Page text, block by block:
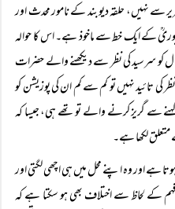
نہیں، حلقہ دیوبند کے نامور محدث اور
کے ایک خط سے ماخوذ ہے۔ اس کا حوالہ
کو سرسید کی نظر سے دیکھنے والے حضرات
کی تائید نہیں تو کم سے کم ان کی پوزیشن کو
سے گریز کرنے والے تو تھے ہی، جیسا کہ
لکھا ہے۔
ہے اور وہ اپنے محل میں ہی اچھی لگتی اور
کے لحاظ سے اختلاف بھی ہو سکتا ہے کہ